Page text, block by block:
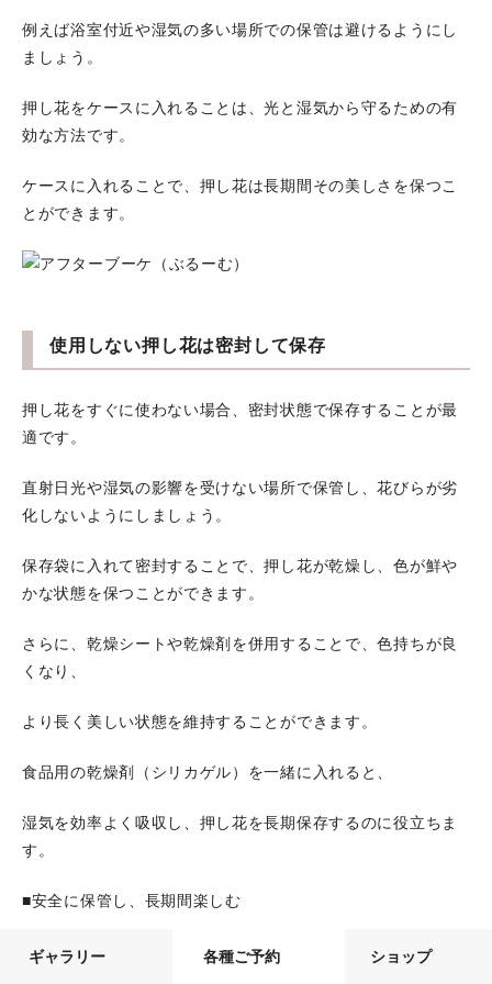
ギャラリー 各種ご予約 ショップ
例えば浴室付近や湿気の多い場所での保管は避けるようにし
ましょう。
押し花をケースに入れることは、光と湿気から守るための有
効な方法です。
ケースに入れることで、押し花は長期間その美しさを保つこ
とができます。
使用しない押し花は密封して保存
押し花をすぐに使わない場合、密封状態で保存することが最
適です。
直射日光や湿気の影響を受けない場所で保管し、花びらが劣
化しないようにしましょう。
保存袋に入れて密封することで、押し花が乾燥し、色が鮮や
かな状態を保つことができます。
さらに、乾燥シートや乾燥剤を併用することで、色持ちが良
くなり、
より長く美しい状態を維持することができます。
食品用の乾燥剤（シリカゲル）を一緒に入れると、
湿気を効率よく吸収し、押し花を長期保存するのに役立ちま
す。
■安全に保管し、長期間楽しむ
押し花は壊れやすいため、保存袋に入れたら、衝撃を避ける